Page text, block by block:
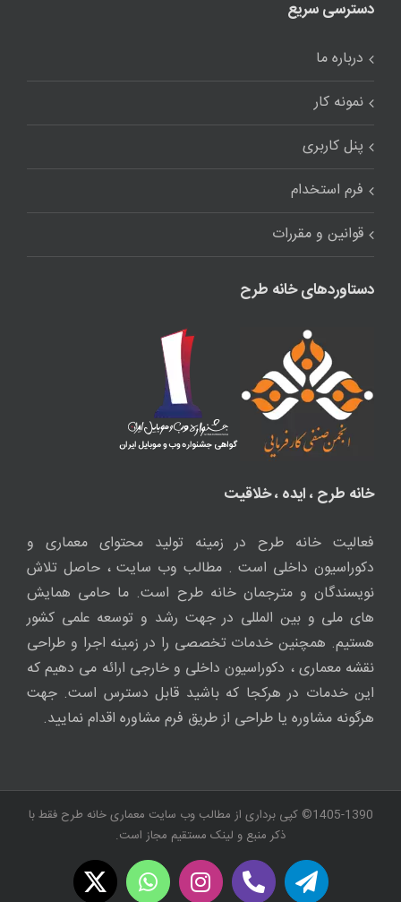
دسترسی سریع
درباره ما
نمونه کار
پنل کاربری
فرم استخدام
قوانین و مقررات
دستاوردهای خانه طرح
خانه طرح ، ایده ، خلاقیت
فعالیت خانه طرح در زمینه تولید محتوای معماری و
دکوراسیون داخلی است . مطالب وب سایت ، حاصل تلاش
نویسندگان و مترجمان خانه طرح است. ما حامی همایش
های ملی و بین المللی در جهت رشد و توسعه علمی کشور
هستیم. همچنین خدمات تخصصی را در زمینه اجرا و طراحی
نقشه معماری ، دکوراسیون داخلی و خارجی ارائه می دهیم که
این خدمات در هرکجا که باشید قابل دسترس است. جهت
هرگونه مشاوره یا طراحی از طریق فرم مشاوره اقدام نمایید.
1405-1390© کپی برداری از مطالب وب سایت معماری خانه طرح فقط با
ذکر منبع و لینک مستقیم مجاز است.
Telegram
Twitch
Instagram
WhatsApp
X